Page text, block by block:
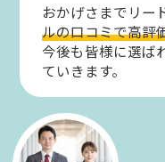
おかげさまでリー
ルの口コミで高評
今後も皆様に選ば
ていきます。